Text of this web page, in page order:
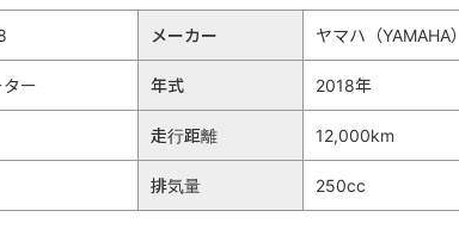
メーカー ヤマハ（YAMAHA）
ー 年式 2018年
走行距離 12,000km
排気量 250cc